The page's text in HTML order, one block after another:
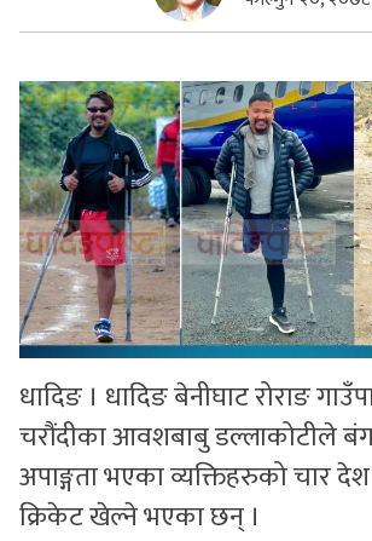
सुचनाहरु
स्वास्थ्य
भिडियो
धादिङ । धादिङ बेनीघाट रोराङ
चरौंदीका आवशबाबु डल्लाकोटीले
अपाङ्गता भएका व्यक्तिहरुको चार
क्रिकेट खेल्ने भएका छन् ।